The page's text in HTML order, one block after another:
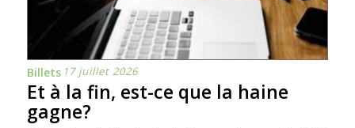
Billets 17 juillet 2026
Et à la fin, est-ce que la haine
gagne?